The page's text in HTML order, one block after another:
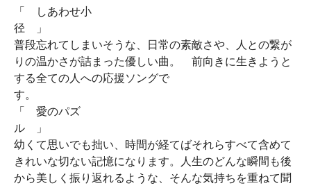
「 しあわせ小
普段忘れてしまいそうな、日常の素敵さや、人との繋が
りの温かさが詰まった優しい曲。 前向きに生きようと
する全ての人への応援ソングで
「 愛のパズ
幼くて思いでも拙い、時間が経てばそれらすべて含めて
きれいな切ない記憶になります。人生のどんな瞬間も後
から美しく振り返れるような、そんな気持ちを重ねて聞